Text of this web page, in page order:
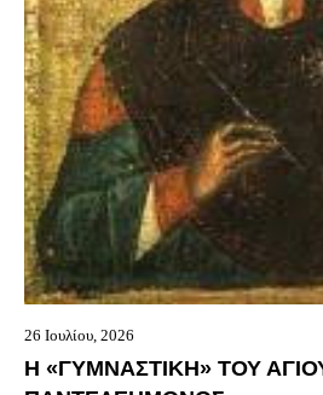
26 Ιουλίου, 2026
Η «ΓΥΜΝΑΣΤΙΚΗ» ΤΟΥ